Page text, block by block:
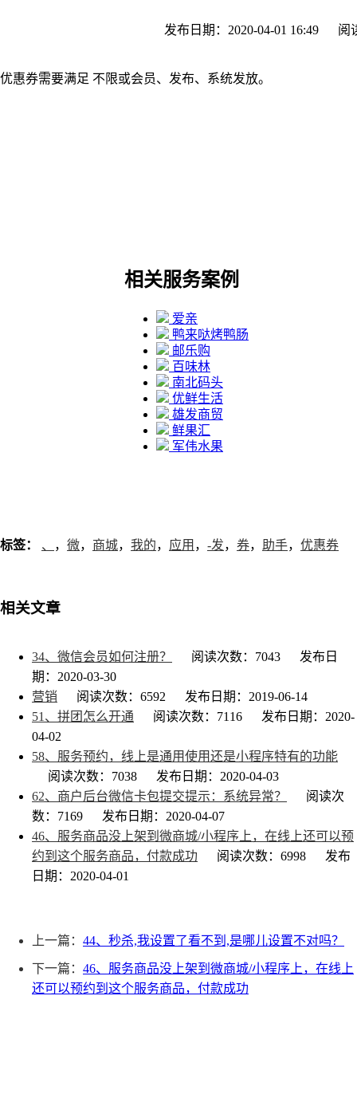
发布日期：2020-04-01 16:49 阅
优惠券需要满足 不限或会员、发布、系统发放。
相关服务案例
爱亲
鸭来哒烤鸭肠
邮乐购
百味林
南北码头
优鲜生活
雄发商贸
鲜果汇
军伟水果
标签： 、 ， 微， 商城， 我的， 应用 ， -发， 券， 助手， 优惠券
相关文章
34、微信会员如何注册？ 阅读次数：7043
发布日
期：2020-03-30
营销
阅读次数：6592
发布日期：2019-06-14
51、拼团怎么开通
阅读次数：7116
发布日期：2020-
04-02
58、服务预约，线上是通用使用还是小程序特有的功能
阅读次数：7038
发布日期：2020-04-03
62、商户后台微信卡包提交提示：系统异常？
阅读次
数：7169
发布日期：2020-04-07
46、服务商品没上架到微商城/小程序上，在线上还可以预
约到这个服务商品，付款成功
阅读次数：6998
发布
日期：2020-04-01
上一篇： 44、秒杀,我设置了看不到,是哪儿设置不对吗？
下一篇： 46、服务商品没上架到微商城/小程序上，在线上
还可以预约到这个服务商品，付款成功